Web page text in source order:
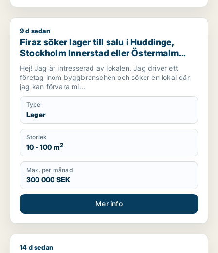
Firaz söker lager till salu i Huddinge, Stockholm Innerstad
9 d sedan
Firaz söker lager till salu i Huddinge,
Stockholm Innerstad eller Östermalm
m.fl.
Hej! Jag är intresserad av lokalen. Jag driver ett
företag inom byggbranschen och söker en lokal där
jag kan förvara mi...
Type
Lager
Storlek
10 - 100 m2
Max. per månad
300 000 SEK
Mer info
Katarina söker lager eller garage för uthyrning i Lerum
14 d sedan